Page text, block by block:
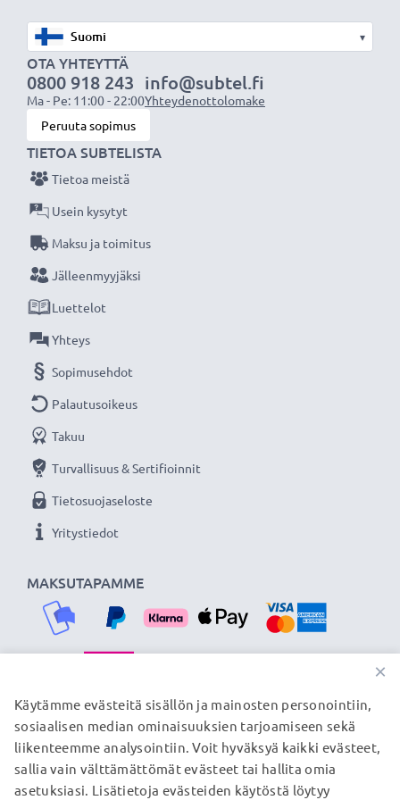
muistiin
✔Säännöllinen ja kattava testaus- jokainen
sisäänrakennettu kenno testataan
✔Sertifioitu turvallisuus- suojattu oikosululta,
ylikuumenemiselta ja ylijännitteeltä
Tekniset tiedot:
Tuotemerkki: CELLONIC
Kapasiteetti : 850mAh
Teknologia : Litiumionit
Mitat: 40.28 x 35.28 x 6.10mm
Väri: Harmaa
virtalähde valokuvakameraasi tai videokameraasi.
★3 vuoden takuu★
Olemme vuonna 2004 perustettu kansainvälinen
siksi tarjoamme 36 kuukauden takuun!
▾
OTA YHTEYTTÄ
0800 918 243
Ma - Pe: 11:00 - 22:00
info@subtel.fi
Yhteydenottolomake
Peruuta sopimus
MAKSUTAPAMME
TIETOA SUBTELISTA
Tietoa meistä
Usein kysytyt
Maksu ja toimitus
Jälleenmyyjäksi
Luettelot
Yhteys
Sopimusehdot
Palautusoikeus
Takuu
Turvallisuus & Sertifioinnit
Tietosuojaseloste
Yritystiedot
TOIMITUSKUMPPANIMME
© subtel.fi 2026
Kaikki hinnat sisältävät arvonlisäveron, mutta ei
×
Käytämme evästeitä sisällön ja mainosten personointiin,
sosiaalisen median ominaisuuksien tarjoamiseen sekä
liikenteemme analysointiin. Voit hyväksyä kaikki evästeet,
sallia vain välttämättömät evästeet tai hallita omia
asetuksiasi. Lisätietoja evästeiden käytöstä löytyy